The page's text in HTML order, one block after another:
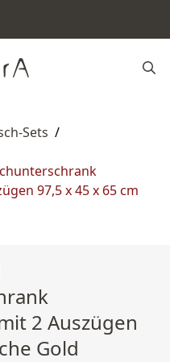
Sets /
97,5 x 45 x 65 cm
2 Auszügen
Gold